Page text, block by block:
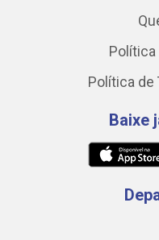
Política de
Baixe